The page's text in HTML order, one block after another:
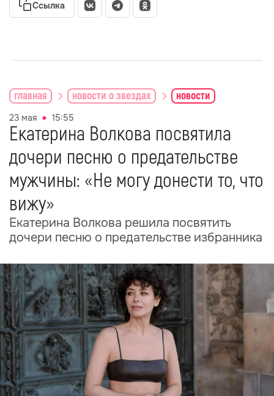
Ссылка
главная новости о звездах новости
23 мая 15:55
Екатерина Волкова посвятила
дочери песню о предательстве
мужчины: «Не могу донести то, что
вижу»
Екатерина Волкова решила посвятить
дочери песню о предательстве избранника